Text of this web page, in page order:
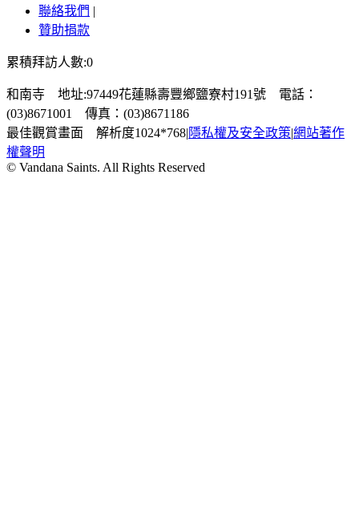
聯絡我們 |
贊助捐款
累積拜訪人數:0
和南寺 地址:97449花蓮縣壽豐鄉鹽寮村191號 電話：
(03)8671001 傳真：(03)8671186
最佳觀賞畫面 解析度1024*768|隱私權及安全政策|網站著作
權聲明
© Vandana Saints. All Rights Reserved